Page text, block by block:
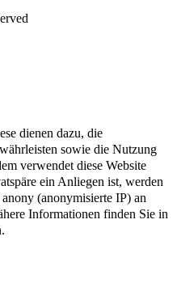
dienen dazu, die
sowie die Nutzung
verwendet diese Website
ein Anliegen ist, werden
(anonymisierte IP) an
Informationen finden Sie in